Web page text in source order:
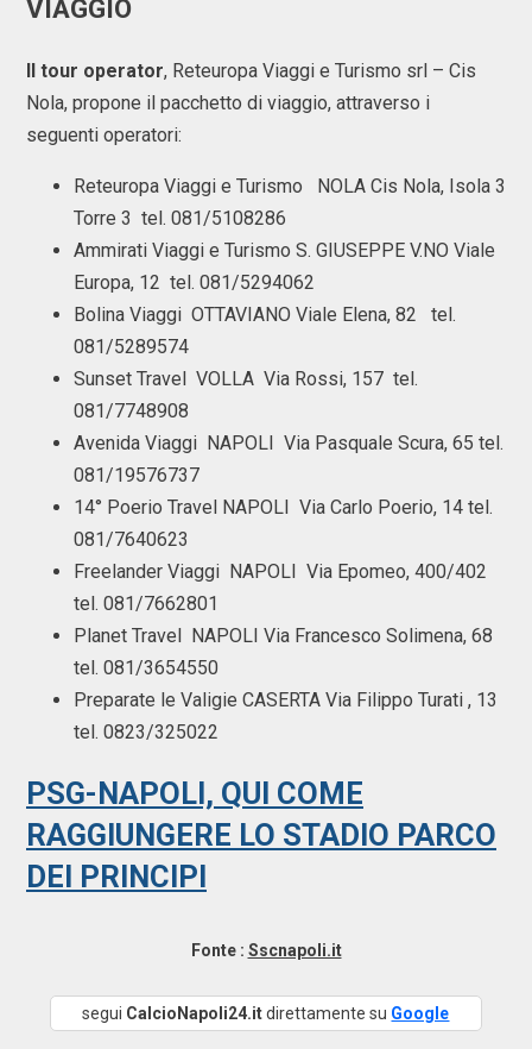
VIAGGIO
Il tour operator, Reteuropa Viaggi e Turismo srl – Cis
Nola, propone il pacchetto di viaggio, attraverso i
seguenti operatori:
Reteuropa Viaggi e Turismo NOLA Cis Nola, Isola 3
Torre 3 tel. 081/5108286
Ammirati Viaggi e Turismo S. GIUSEPPE V.NO Viale
Europa, 12 tel. 081/5294062
Bolina Viaggi OTTAVIANO Viale Elena, 82 tel.
081/5289574
Sunset Travel VOLLA Via Rossi, 157 tel.
081/7748908
Avenida Viaggi NAPOLI Via Pasquale Scura, 65 tel.
081/19576737
14° Poerio Travel NAPOLI Via Carlo Poerio, 14 tel.
081/7640623
Freelander Viaggi NAPOLI Via Epomeo, 400/402
tel. 081/7662801
Planet Travel NAPOLI Via Francesco Solimena, 68
tel. 081/3654550
Preparate le Valigie CASERTA Via Filippo Turati , 13
tel. 0823/325022
PSG-NAPOLI, QUI COME
RAGGIUNGERE LO STADIO PARCO
DEI PRINCIPI
Fonte : Sscnapoli.it
segui CalcioNapoli24.itdirettamente su Google